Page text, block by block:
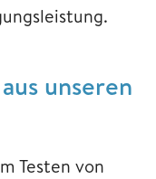
unseren
Testen von